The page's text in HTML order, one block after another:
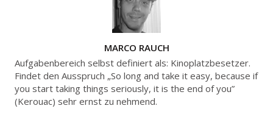
U
T
O
R
MARCO RAUCH
Aufgabenbereich selbst definiert als: Kinoplatzbesetzer.
Findet den Ausspruch „So long and take it easy, because if
you start taking things seriously, it is the end of you”
(Kerouac) sehr ernst zu nehmend.